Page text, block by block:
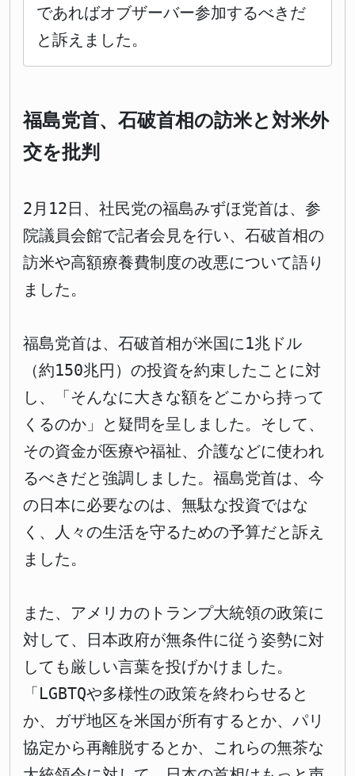
であればオブザーバー参加するべきだ
と訴えました。
福島党首、石破首相の訪米と対米外
交を批判
2月12日、社民党の福島みずほ党首は、参
院議員会館で記者会見を行い、石破首相の
訪米や高額療養費制度の改悪について語り
ました。
福島党首は、石破首相が米国に1兆ドル
（約150兆円）の投資を約束したことに対
し、「そんなに大きな額をどこから持って
くるのか」と疑問を呈しました。そして、
その資金が医療や福祉、介護などに使われ
るべきだと強調しました。福島党首は、今
の日本に必要なのは、無駄な投資ではな
く、人々の生活を守るための予算だと訴え
ました。
また、アメリカのトランプ大統領の政策に
対して、日本政府が無条件に従う姿勢に対
しても厳しい言葉を投げかけました。
「LGBTQや多様性の政策を終わらせると
か、ガザ地区を米国が所有するとか、パリ
協定から再離脱するとか、これらの無茶な